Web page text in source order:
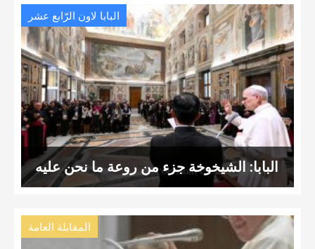
البابا لاون الرّابع عشر
البابا: الشيخوخة جزء من روعة ما نحن عليه
المقابلة العامة